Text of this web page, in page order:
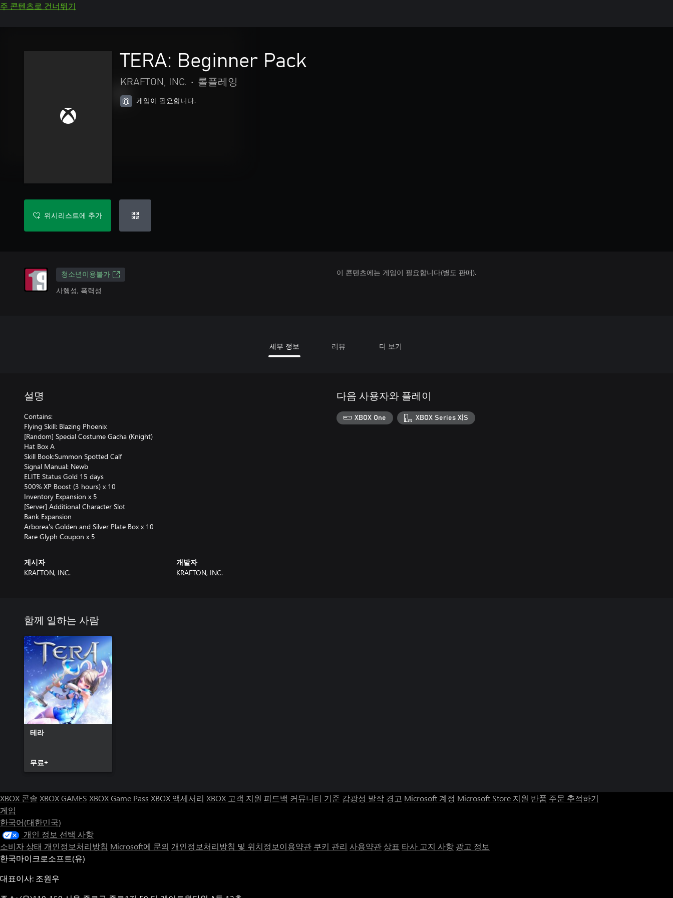
주 콘텐츠로 건너뛰기
TERA: Beginner Pack
KRAFTON, INC. • 롤플레잉
게임이 필요합니다.
위시리스트에 추가
청소년이용불가
사행성, 폭력성
이 콘텐츠에는 게임이 필요합니다(별도 판매).
세부 정보 리뷰 더 보기
설명
Contains:
Flying Skill: Blazing Phoenix
[Random] Special Costume Gacha (Knight)
Hat Box A
Skill Book:Summon Spotted Calf
Signal Manual: Newb
ELITE Status Gold 15 days
500% XP Boost (3 hours) x 10
Inventory Expansion x 5
[Server] Additional Character Slot
Bank Expansion
Arborea's Golden and Silver Plate Box x 10
Rare Glyph Coupon x 5
게시자
KRAFTON, INC.
개발자
KRAFTON, INC.
다음 사용자와 플레이
XBOX One XBOX Series X|S
함께 일하는 사람
테라
무료+
XBOX 콘솔 XBOX GAMES XBOX Game Pass XBOX 액세서리 XBOX 고객 지원 피드백 커뮤니티 기준 감광성 발작 경고 Microsoft 계정 Microsoft Store 지원 반품 주문 추적하기
게임
한국어(대한민국)
개인 정보 선택 사항
소비자 상태 개인정보처리방침 Microsoft에 문의 개인정보처리방침 및 위치정보이용약관 쿠키 관리 사용약관 상표 타사 고지 사항 광고 정보
한국마이크로소프트(유)
대표이사: 조원우